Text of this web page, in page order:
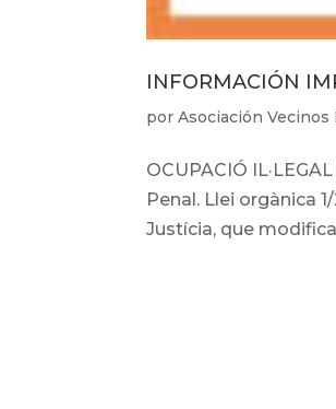
INFORMACIÓN
porAsociación
OCUPACIÓ
Penal. Llei orgànica
Justícia, que